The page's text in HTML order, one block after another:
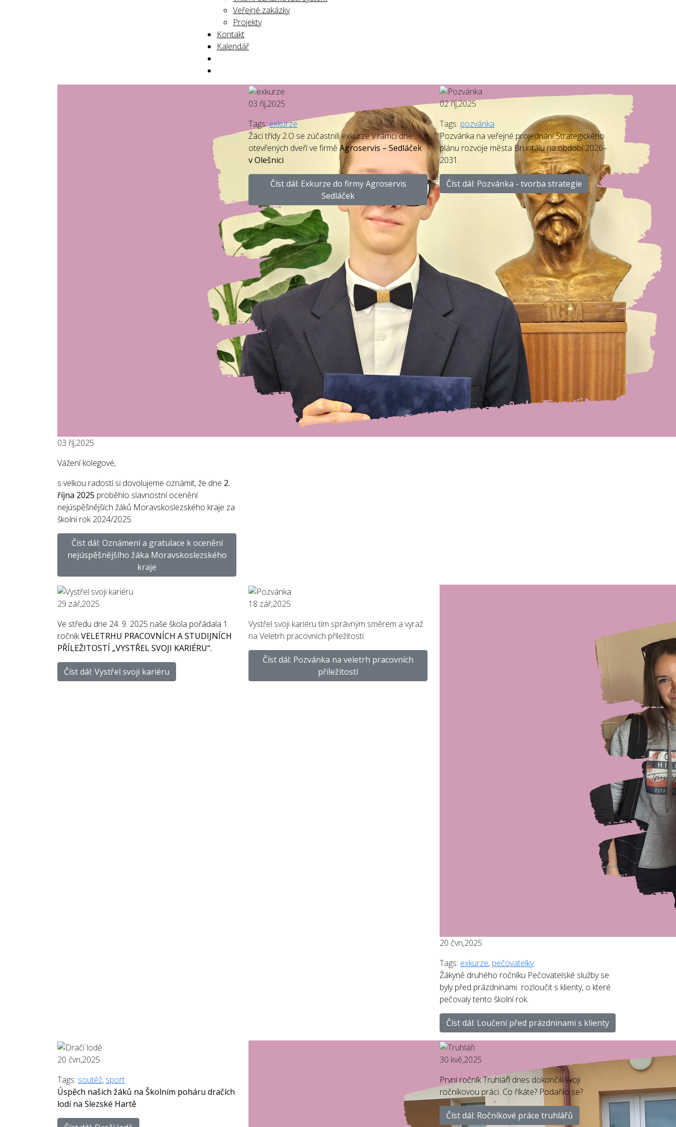
Veřejné zakázky
Projekty
Kontakt
Kalendář
03 říj,2025
Vážení kolegové,
s velkou radostí si dovolujeme oznámit, že dne 2.
října 2025 proběhlo slavnostní ocenění
nejúspěšnějších žáků Moravskoslezského kraje za
školní rok 2024/2025.
Číst dál: Oznámení a gratulace k ocenění
nejúspěšnějšího žáka Moravskoslezského
kraje
03 říj,2025
Tags:exkurze
Žáci třídy 2.O se zúčastnili exkurze v rámci dne
otevřených dveří ve firmě Agroservis – Sedláček
v Olešnici
Číst dál: Exkurze do firmy Agroservis
Sedláček
02říj,2025
Tags: pozvánka
Pozvánka na veřejné projednání Strategického
plánu rozvoje města Bruntálu na období 2026–
2031.
Číst dál: Pozvánka - tvorba strategie
29 zář,2025
Ve středu dne 24. 9. 2025 naše škola pořádala 1.
ročníkVELETRHU PRACOVNÍCH A STUDIJNÍCH
PŘÍLEŽITOSTÍ „VYSTŘEL SVOJI KARIÉRU“.
Číst dál: Vystřel svoji kariéru
18 zář,2025
Vystřel svoji kariéru tím správným směrem a vyraž
na Veletrh pracovních příležitostí.
Číst dál: Pozvánka na veletrh pracovních
příležitostí
20 čvn,2025
Tags: exkurze, pečovatelky
Žákyně druhého ročníku Pečovatelské služby se
byly před prázdninami rozloučit s klienty, o které
pečovaly tento školní rok.
Číst dál: Loučení před prázdninami s klienty
20 čvn,2025
Tags: soutěž, sport
Úspěch našich žáků na Školním poháru dračích
lodí na Slezské Hartě
30 kvě,2025
První ročník Truhláři dnes dokončili svoji
ročníkovou práci. Co říkáte? Podařilo se?
Číst dál: Ročníkové práce truhlářů